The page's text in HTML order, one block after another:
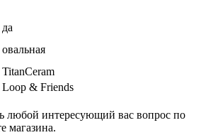
да
овальная
TitanCeram
Loop & Friends
любой интересующий вас вопрос по
магазина.